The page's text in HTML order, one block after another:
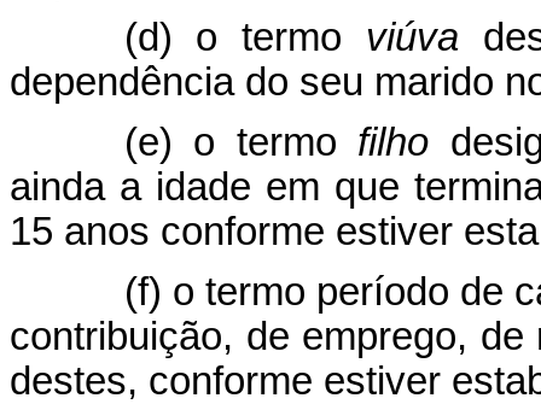
(d) o termo viúva
dependência do seu marido
(e) o termo filho
ainda a idade em que
15 anos conforme estiver
(f) o termo período de
contribuição, de emprego,
destes, conforme estiver